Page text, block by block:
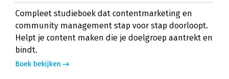
Compleet studieboek dat contentmarketing en
community management stap voor stap doorloopt.
Helpt je content maken die je doelgroep aantrekt en
bindt.
Boek bekijken